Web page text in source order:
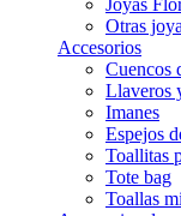
Joyas
Otras
Accesorios
Cuencos
Llaveros
Imanes
Espejos
Toallitas
Tote bag
Toallas